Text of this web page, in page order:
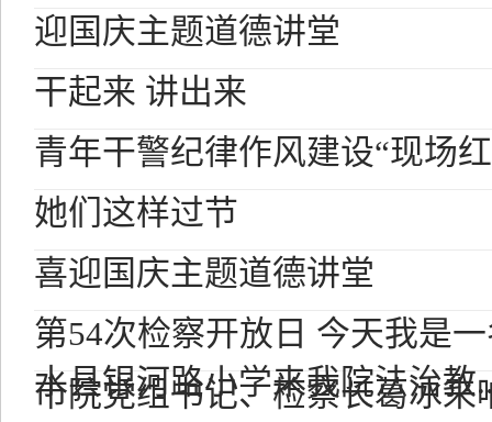
迎国庆主题道德讲堂
干起来 讲出来
青年干警纪律作风建设“现场
她们这样过节
喜迎国庆主题道德讲堂
第54次检察开放日 今天我是
水县银河路小学来我院法治教
市院党组书记、检察长葛冰来